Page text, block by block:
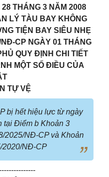
THÁNG 3 NĂM 2008
LÝ TÀU BAY KHÔNG
TIỆN BAY SIÊU NHẸ
CP NGÀY 01 THÁNG
QUY ĐỊNH CHI TIẾT
MỘT SỐ ĐIỀU CỦA
TỰ VỆ
bị hết hiệu lực từ ngày
tại Điểm b Khoản 3
2025/NĐ-CP và Khoản
2020/NĐ-CP